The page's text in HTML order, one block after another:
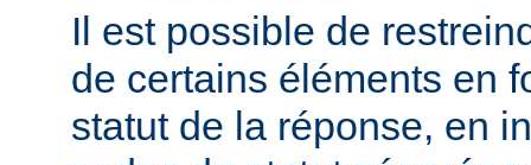
Il est possible de
de certains éléments en
statut de la réponse, en